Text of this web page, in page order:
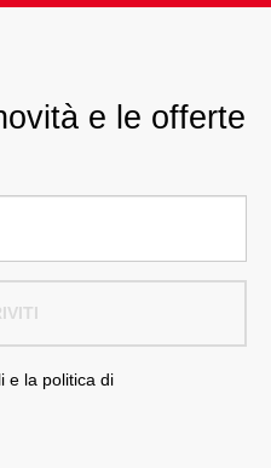
e le offerte
e la politica di